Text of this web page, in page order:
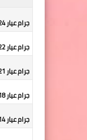
جرام عيار 24
جرام عيار 22
جرام عيار 21
جرام عيار 18
جرام عيار 14